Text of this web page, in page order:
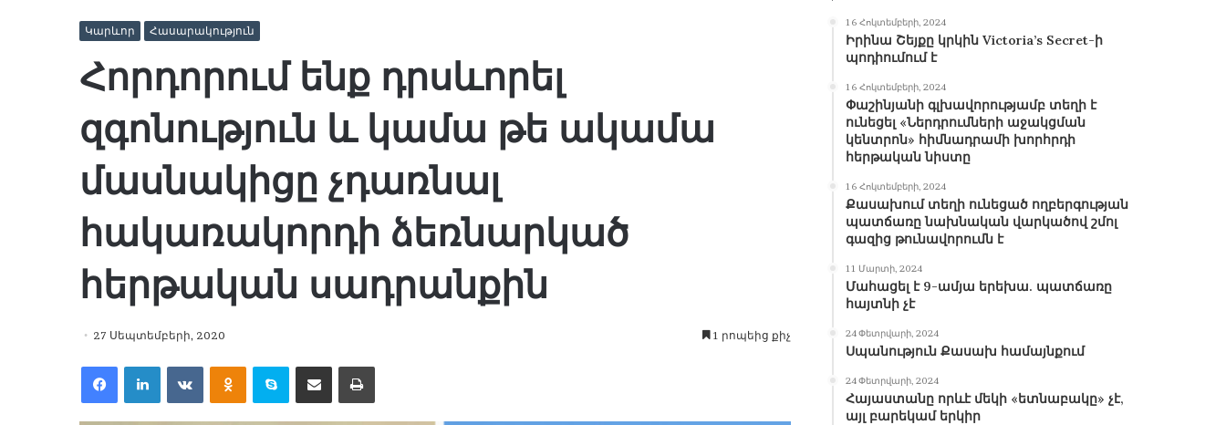
Կարևոր Հասարակություն
Հորդորում ենք դրսևորել
զգոնություն և կամա թե ակամա
մասնակիցը չդառնալ
հակառակորդի ձեռնարկած
հերթական սադրանքին
27 Սեպտեմբերի, 2020 1 րոպեից քիչ
FacebookLinkedInVKontakteOdnoklassniki
Skype Share via Email Print
16 Հոկտեմբերի, 2024
Իրինա Շեյքը կրկին Victoria’s Secret-ի
պոդիումում է
16 Հոկտեմբերի, 2024
Փաշինյանի գլխավորությամբ տեղի է
ունեցել «Ներդրումների աջակցման
կենտրոն» հիմնադրամի խորհրդի
հերթական նիստը
16 Հոկտեմբերի, 2024
Քասախում տեղի ունեցած ողբերգության
պատճառը նախնական վարկածով շմոլ
գազից թունավորումն է
11 Մարտի, 2024
Մահացել է 9-ամյա երեխա. պատճառը
հայտնի չէ
24 Փետրվարի, 2024
Սպանություն Քասախ համայնքում
24 Փետրվարի, 2024
Հայաստանը որևէ մեկի «ետնաբակը» չէ,
այլ բարեկամ երկիր